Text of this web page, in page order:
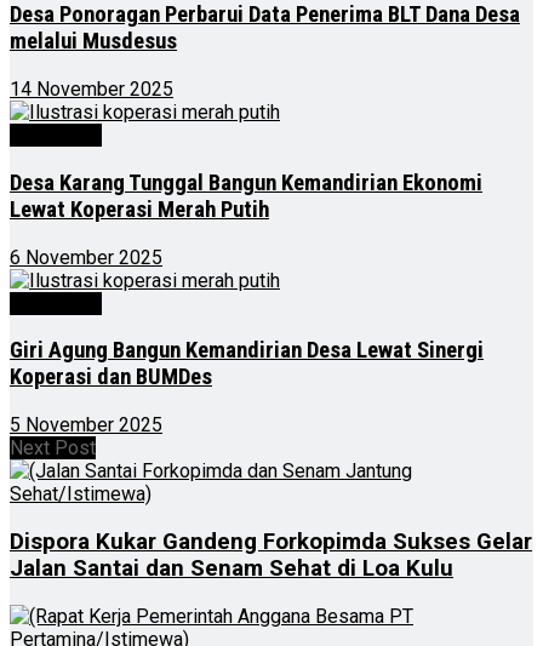
Desa Ponoragan Perbarui Data Penerima BLT Dana Desa
melalui Musdesus
14 November 2025
Desa Karang Tunggal Bangun Kemandirian Ekonomi
Lewat Koperasi Merah Putih
6 November 2025
Giri Agung Bangun Kemandirian Desa Lewat Sinergi
Koperasi dan BUMDes
5 November 2025
Next Post
Dispora Kukar Gandeng Forkopimda Sukses Gelar
Jalan Santai dan Senam Sehat di Loa Kulu